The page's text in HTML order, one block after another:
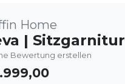
Home
| Sitzgarnitur
Bewertung erstellen